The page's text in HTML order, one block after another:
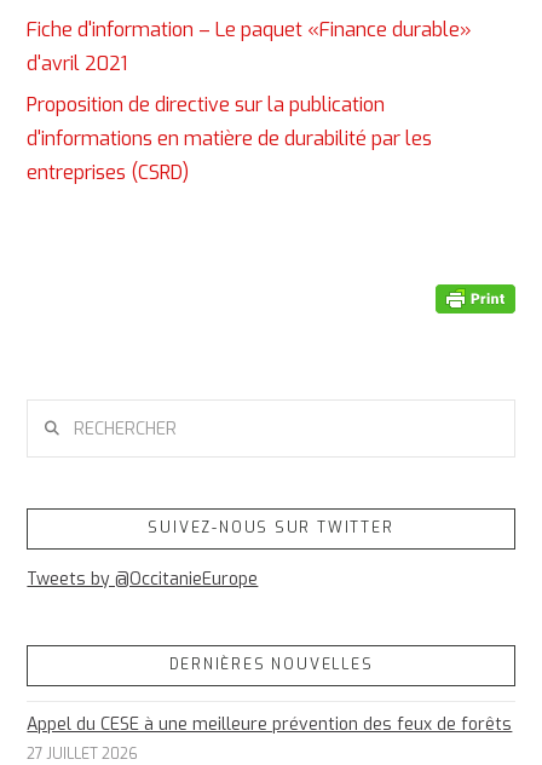
Fiche d'information – Le paquet «Finance durable»
d'avril 2021
Proposition de directive sur la publication
d'informations en matière de durabilité par les
entreprises (CSRD)
SUIVEZ-NOUS SUR TWITTER
Tweets by @OccitanieEurope
DERNIÈRES NOUVELLES
Appel du CESE à une meilleure prévention des feux de forêts
27 JUILLET 2026